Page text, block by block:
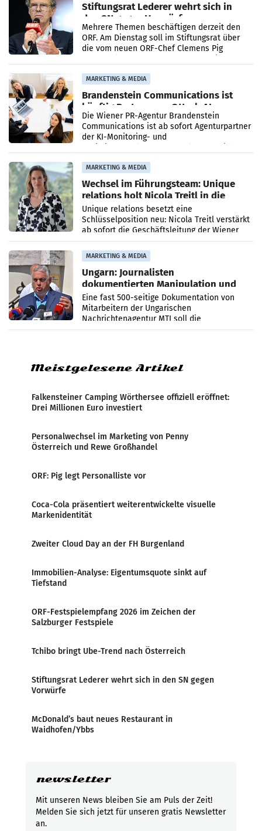
Stiftungsrat Lederer wehrt sich in
den SN gegen Vorwürfe
Mehrere Themen beschäftigen derzeit den
ORF. Am Dienstag soll im Stiftungsrat über
die vom neuen ORF-Chef Clemens Pig
MARKETING & MEDIA
Brandenstein Communications ist
künftig Partner von OtterlyAI
Die Wiener PR-Agentur Brandenstein
Communications ist ab sofort Agenturpartner
der KI-Monitoring- und
MARKETING & MEDIA
Wechsel im Führungsteam: Unique
relations holt Nicola Treitl in die
Geschäftsleitung
Unique relations besetzt eine
Schlüsselposition neu: Nicola Treitl verstärkt
ab sofort die Geschäftsleitung der Wiener
PR-Agentur an der Seite von Josef Kalina und
Anna Kalina-Mahr.
MARKETING & MEDIA
Ungarn: Journalisten
dokumentierten Manipulation und
Zensur
Eine fast 500-seitige Dokumentation von
Mitarbeitern der Ungarischen
Nachrichtenagentur MTI soll die
systematische Nachrichten-Manipulation und
Meistgelesene Artikel
Falkensteiner Camping Wörthersee offiziell eröffnet:
Drei Millionen Euro investiert
Personalwechsel im Marketing von Penny
Österreich und Rewe Großhandel
ORF: Pig legt Personalliste vor
Coca-Cola präsentiert weiterentwickelte visuelle
Markenidentität
Zweiter Cloud Day an der FH Burgenland
Immobilien-Analyse: Eigentumsquote sinkt auf
Tiefstand
ORF-Festspielempfang 2026 im Zeichen der
Salzburger Festspiele
Tchibo bringt Ube-Trend nach Österreich
Stiftungsrat Lederer wehrt sich in den SN gegen
Vorwürfe
McDonald’s baut neues Restaurant in
Waidhofen/Ybbs
newsletter
Mit unseren News bleiben Sie am Puls der Zeit!
Melden Sie sich jetzt für unseren gratis Newsletter
an.